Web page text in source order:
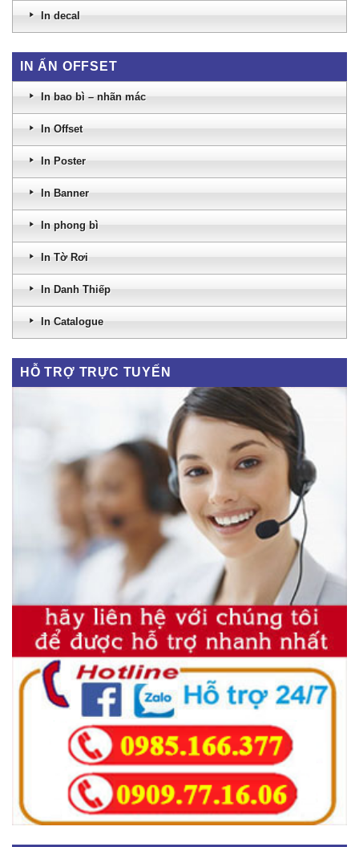
In decal
IN ẤN OFFSET
In bao bì – nhãn mác
In Offset
In Poster
In Banner
In phong bì
In Tờ Rơi
In Danh Thiếp
In Catalogue
HỖ TRỢ TRỰC TUYẾN